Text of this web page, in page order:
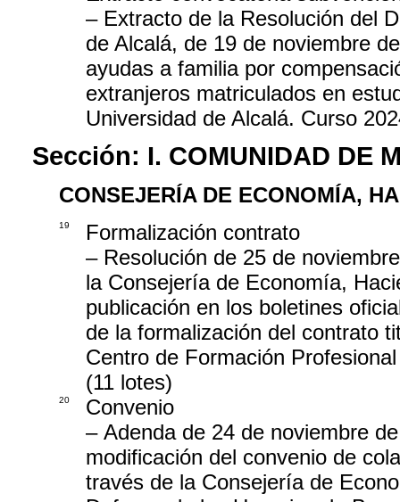
– Extracto de la Resolución del
de Alcalá, de 19 de noviembre
ayudas a familia por
extranjeros matriculados en
Universidad de Alcalá. Curso
Sección: I. COMUNIDAD DE
CONSEJERÍA DE ECONOMÍA,
19
Formalización contrato
– Resolución de 25 de
la Consejería de Economía,
publicación en los boletines
de la formalización del contrato
Centro de Formación
(11 lotes)
20
Convenio
– Adenda de 24 de noviembre
modificación del convenio de
través de la Consejería de